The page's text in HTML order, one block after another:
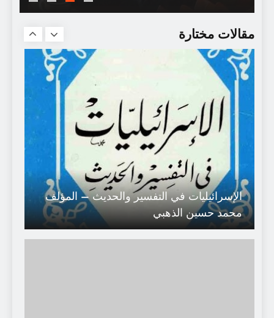
مقالات مختارة
الإسرائيليات في التفسير والحديث – المؤلف
محمد حسين الذهبي